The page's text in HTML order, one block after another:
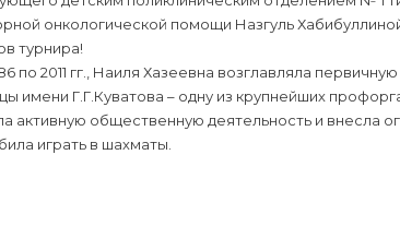
онкологической помощи Назгуль
турнира!
по 2011 гг., Наиля Хазеевна возглавляла
имени Г.Г.Куватова – одну из крупнейших
активную общественную деятельность и внесла
играть в шахматы.